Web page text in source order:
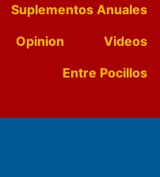
Suplementos Anuales
Opinion
Videos
Entre Pocillos